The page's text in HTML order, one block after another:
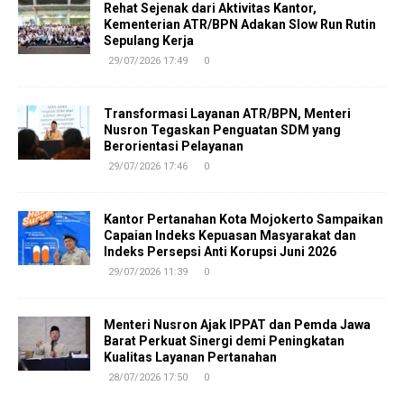
Rehat Sejenak dari Aktivitas Kantor,
Kementerian ATR/BPN Adakan Slow Run Rutin
Sepulang Kerja
29/07/2026 17:49 0
Transformasi Layanan ATR/BPN, Menteri
Nusron Tegaskan Penguatan SDM yang
Berorientasi Pelayanan
29/07/2026 17:46 0
Kantor Pertanahan Kota Mojokerto Sampaikan
Capaian Indeks Kepuasan Masyarakat dan
Indeks Persepsi Anti Korupsi Juni 2026
29/07/2026 11:39 0
Menteri Nusron Ajak IPPAT dan Pemda Jawa
Barat Perkuat Sinergi demi Peningkatan
Kualitas Layanan Pertanahan
28/07/2026 17:50 0